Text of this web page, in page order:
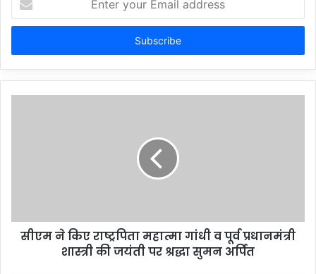
your
Email
सीएम ने किए राष्ट्रपिता महात्मा गांधी व पूर्व प्रधानमंत्री
शास्त्री की जयंती पर श्रद्धा सुमन अर्पित